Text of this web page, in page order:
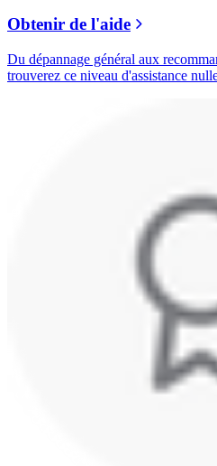
Obtenir de l'aide
Du dépannage général aux
trouverez ce niveau d'assistance